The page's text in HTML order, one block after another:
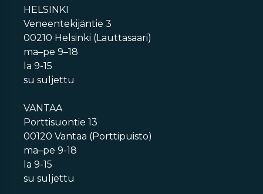
HELSINKI
Veneentekijäntie 3
00210 Helsinki (Lauttasaari)
ma–pe 9–18
la 9-15
su suljettu
VANTAA
Porttisuontie 13
00120 Vantaa (Porttipuisto)
ma–pe 9-18
la 9-15
su suljettu